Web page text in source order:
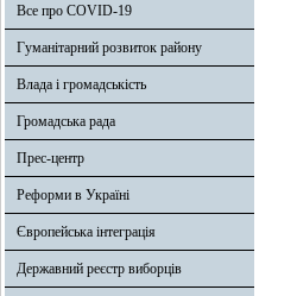
Все про COVID-19
Гуманітарний розвиток району
Влада і громадськість
Громадська рада
Прес-центр
Реформи в Україні
Європейська інтеграція
Державний реєстр виборців